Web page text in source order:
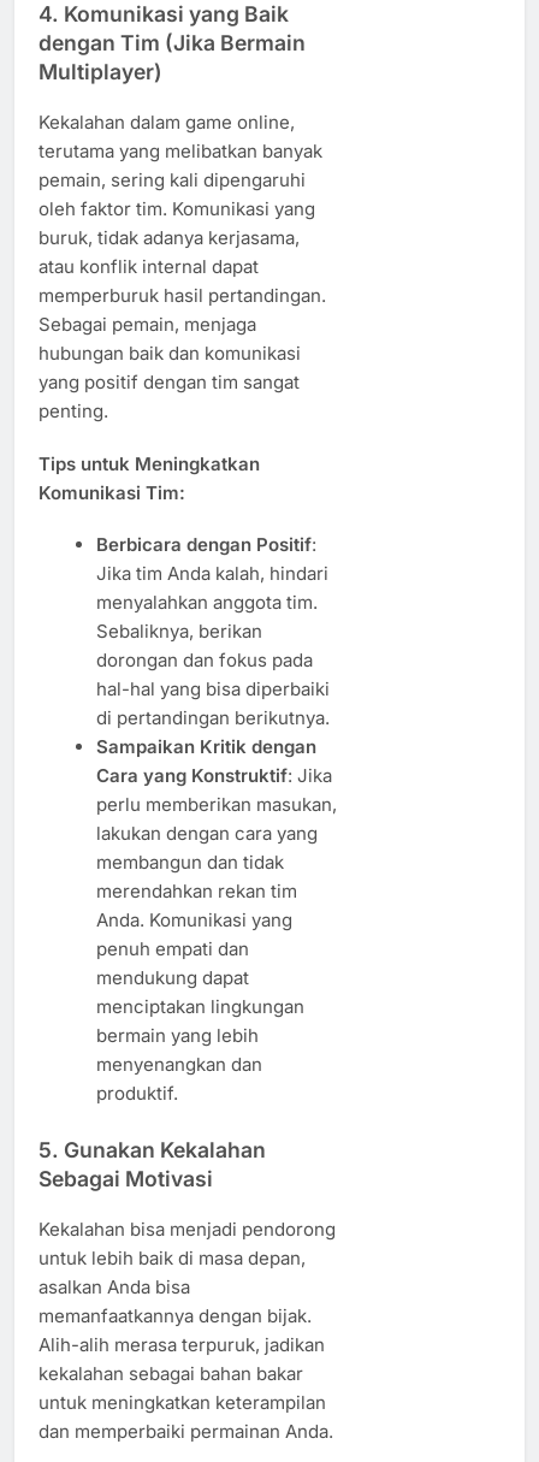
4. Komunikasi yang Baik
dengan Tim (Jika Bermain
Multiplayer)
Kekalahan dalam game online,
terutama yang melibatkan banyak
pemain, sering kali dipengaruhi
oleh faktor tim. Komunikasi yang
buruk, tidak adanya kerjasama,
atau konflik internal dapat
memperburuk hasil pertandingan.
Sebagai pemain, menjaga
hubungan baik dan komunikasi
yang positif dengan tim sangat
penting.
Tips untuk Meningkatkan
Komunikasi Tim:
Berbicara dengan Positif:
Jika tim Anda kalah, hindari
menyalahkan anggota tim.
Sebaliknya, berikan
dorongan dan fokus pada
hal-hal yang bisa diperbaiki
di pertandingan berikutnya.
Sampaikan Kritik dengan
Cara yang Konstruktif: Jika
perlu memberikan masukan,
lakukan dengan cara yang
membangun dan tidak
merendahkan rekan tim
Anda. Komunikasi yang
penuh empati dan
mendukung dapat
menciptakan lingkungan
bermain yang lebih
menyenangkan dan
produktif.
5. Gunakan Kekalahan
Sebagai Motivasi
Kekalahan bisa menjadi pendorong
untuk lebih baik di masa depan,
asalkan Anda bisa
memanfaatkannya dengan bijak.
Alih-alih merasa terpuruk, jadikan
kekalahan sebagai bahan bakar
untuk meningkatkan keterampilan
dan memperbaiki permainan Anda.